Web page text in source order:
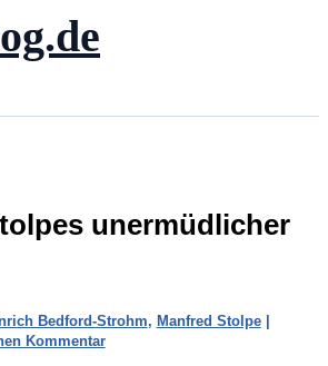
unermüdlicher
Bedford-Strohm, Manfred Stolpe|
Kommentar